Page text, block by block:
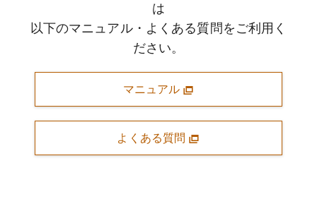
は
以下のマニュアル・よくある質問をご利用く
ださい。
マニュアル
よくある質問